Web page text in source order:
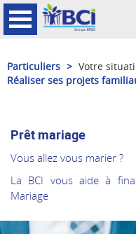
Particuliers > Votre
Réaliser ses projets
Prêt mariage
Vous allez vous marier ?
La BCI vous aide à
Mariage